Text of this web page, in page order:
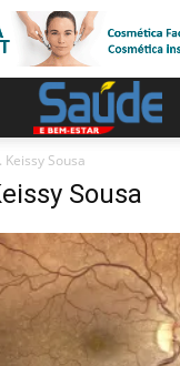
Keissy Sousa
Sousa